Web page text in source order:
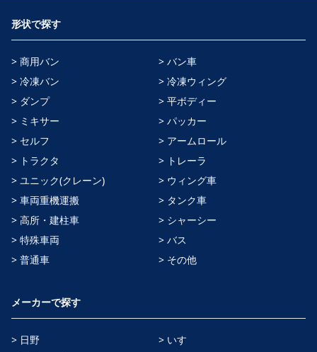
形状で探す
> 商用バン
> バン車
> 冷凍バン
> 冷凍ウィング
> ダンプ
> 平ボディー
> ミキサー
> パッカー
> セルフ
> アームロール
> トラクタ
> トレーラ
> ユニック(クレーン)
> ウィング車
> 車両重機運搬
> タンク車
> 高所・建柱車
> シャーシー
> 特殊車両
> バス
> 普通車
> その他
メーカーで探す
> 日野
> いすゞ